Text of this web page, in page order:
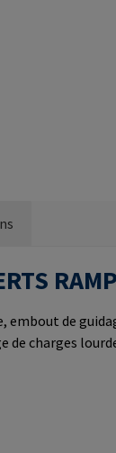
embout de
de charges